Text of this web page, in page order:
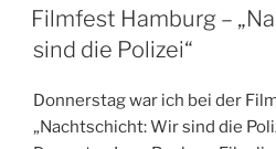
AM
Filmfest Hamburg –
sind die Polizei“
Donnerstag war ich bei der
„Nachtschicht: Wir sind die